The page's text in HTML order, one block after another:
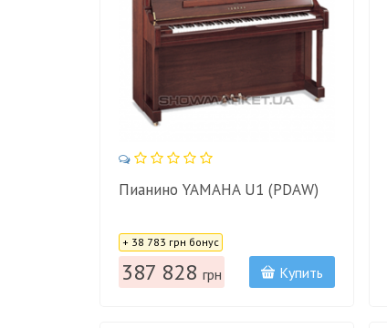
Пианино YAMAHA U1 (PDAW)
Цена:
+ 38 783 грн бонус
387 828 грн Купить